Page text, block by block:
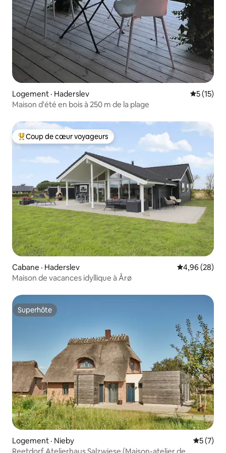
Logement · Haderslev Note
5 (15)
Maison d'été en bois à 250 m de la plage
Coup de cœur voyageurs parmi les plus aimés
Coup de cœur voyageurs
Cabane · Haderslev Note
4,96 (28)
Maison de vacances idyllique à Årø
Superhôte
Superhôte
Logement · Nieby Note
5 (7)
Reetdorf Atelierhaus Salzwiese (Maison-atelier de